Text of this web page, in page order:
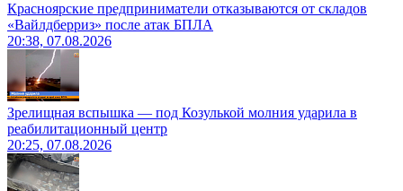
Красноярские предприниматели отказываются от складов
«Вайлдберриз» после атак БПЛА
20:38, 07.08.2026
Зрелищная вспышка — под Козулькой молния ударила в
реабилитационный центр
20:25, 07.08.2026